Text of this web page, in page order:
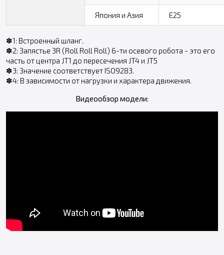
Япония и Азия E25
✽1: Встроенный шланг.
✽2: Запястье 3R (Roll Roll Roll) 6-ти осевого робота - это его
часть от центра JT1 до пересечения JT4 и JT5
✽3: Значение соответствует ISO9283.
✽4: В зависимости от нагрузки и характера движения.
Видеообзор модели: